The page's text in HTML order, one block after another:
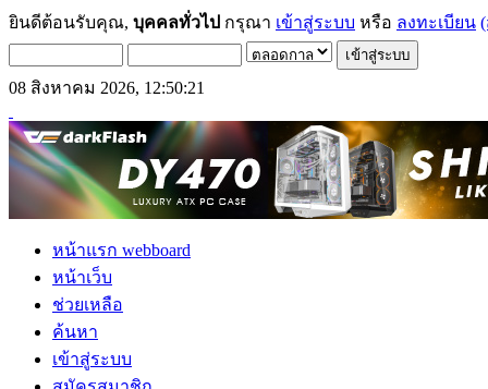
ยินดีต้อนรับคุณ, บุคคลทั่วไป กรุณา เข้าสู่ระบบ หรือ ลงทะเบียน
08 สิงหาคม 2026, 12:50:21
หน้าแรก webboard
หน้าเว็บ
ช่วยเหลือ
ค้นหา
เข้าสู่ระบบ